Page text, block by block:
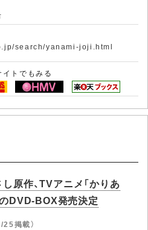
search/yanami-joji.html
トでもみる
原作、TVアニメ「かりあ
DVD-BOX発売決定
掲載）